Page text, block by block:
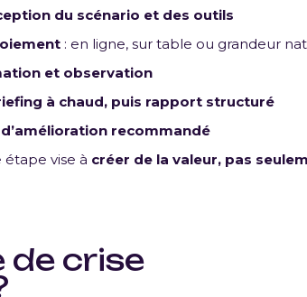
du scénario et des outils
: en ligne, sur table ou grandeur
et observation
à chaud, puis rapport structuré
d’amélioration recommandé
étape vise à créer de la valeur, pas
de crise